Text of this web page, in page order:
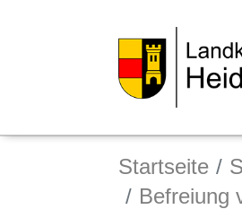
Startseite
Befreiung